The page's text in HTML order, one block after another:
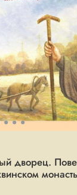
дворец.